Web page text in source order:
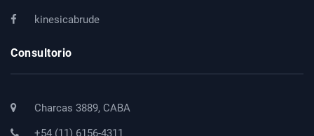
kinesicabrude
Consultorio
Charcas 3889, CABA